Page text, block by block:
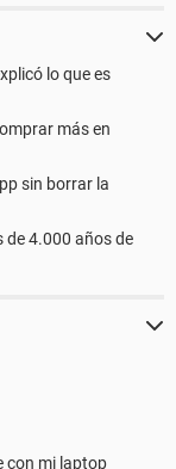
lo que es
más en
sin borrar la
de 4.000 años de
con mi laptop